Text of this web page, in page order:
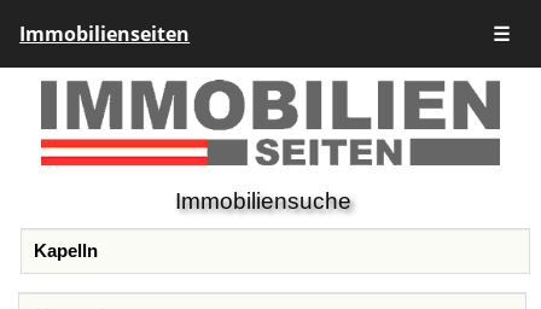
Immobilienseiten ☰
Immobiliensuche